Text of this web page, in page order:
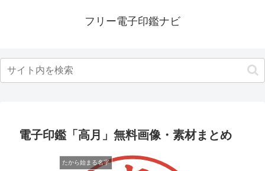
フリー電子印鑑ナビ
電子印鑑「高月」無料画像・素材まとめ
たから始まる名字